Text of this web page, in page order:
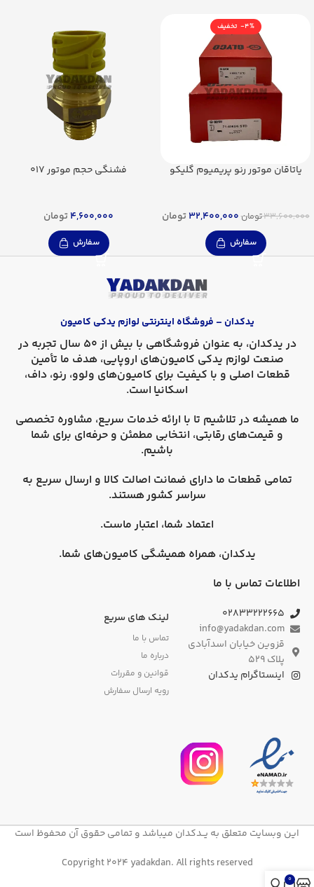
-4%
یاتاقان موتور رنو پریمیوم گلیکو
33,600,000تومان32,400,000 تومان
سفارش
فشنگی حجم موتور 017
4,600,000تومان
سفارش
یدکدان – فروشگاه اینترنتی لوازم یدکی کامیون
در یدکدان
، به عنوان فروشگاهی با بیش از 50 سال تجربه در
صنعت لوازم یدکی کامیون‌های اروپایی، هدف ما تأمین
قطعات اصلی و با کیفیت برای کامیون‌های ولوو، رنو، داف،
اسکانیا است.
ما همیشه در تلاشیم تا با ارائه خدمات سریع، مشاوره تخصصی
و قیمت‌های رقابتی، انتخابی مطمئن و حرفه‌ای برای شما
باشیم.
تمامی قطعات ما دارای ضمانت اصالت کالا و ارسال سریع به
سراسر کشورهستند.
اعتماد شما، اعتبار ماست.
یدکدان، همراه همیشگی کامیون‌های شما.
اطلاعات تماس با ما
۰۲۸۳۳۲۲۲۶۶۵
info@yadakdan.com
قزوین خیابان اسدآبادی
پلاک ۵۲۹
اینستاگرام یدکدان
لینک های سریع
تماس با ما
درباره ما
قوانین و مقررات
رویه ارسال سفارش
این وبسایت متعلق به یــدکدان میباشد و تمامی حقوق آن محفوظ است
Copyright 2024 yadakdan. All rights reserved
0